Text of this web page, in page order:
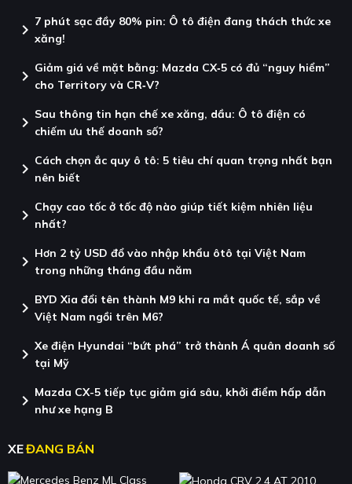
chevron_right 7 phút sạc đầy 80% pin: Ô tô điện đang thách thức xe
xăng!
chevron_right Giảm giá về mặt bằng: Mazda CX‑5 có đủ “nguy hiểm”
cho Territory và CR‑V?
chevron_right Sau thông tin hạn chế xe xăng, dầu: Ô tô điện có
chiếm ưu thế doanh số?
chevron_right Cách chọn ắc quy ô tô: 5 tiêu chí quan trọng nhất bạn
nên biết
chevron_right Chạy cao tốc ở tốc độ nào giúp tiết kiệm nhiên liệu
nhất?
chevron_right Hơn 2 tỷ USD đổ vào nhập khẩu ôtô tại Việt Nam
trong những tháng đầu năm
chevron_right BYD Xia đổi tên thành M9 khi ra mắt quốc tế, sắp về
Việt Nam ngồi trên M6?
chevron_right Xe điện Hyundai “bứt phá” trở thành Á quân doanh số
tại Mỹ
chevron_right Mazda CX-5 tiếp tục giảm giá sâu, khởi điểm hấp dẫn
như xe hạng B
XEĐANG BÁN